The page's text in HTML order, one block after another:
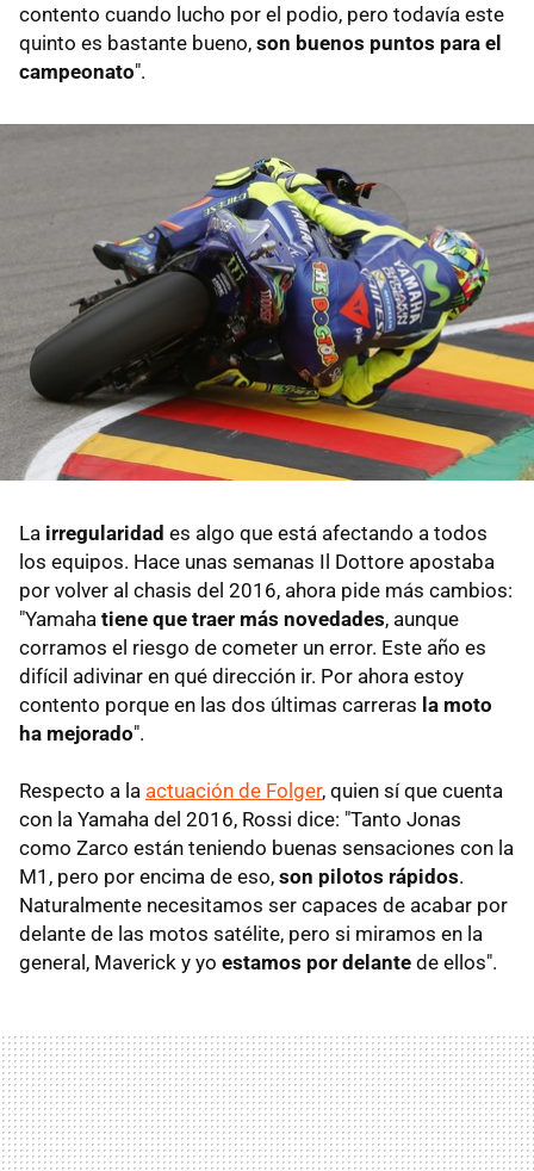
contento cuando lucho por el podio, pero todavía este
quinto es bastante bueno, son buenos puntos para el
campeonato".
La irregularidad es algo que está afectando a todos
los equipos. Hace unas semanas Il Dottore apostaba
por volver al chasis del 2016, ahora pide más cambios:
"Yamaha tiene que traer más novedades, aunque
corramos el riesgo de cometer un error. Este año es
difícil adivinar en qué dirección ir. Por ahora estoy
contento porque en las dos últimas carreras la moto
ha mejorado".
Respecto a la actuación de Folger, quien sí que cuenta
con la Yamaha del 2016, Rossi dice: "Tanto Jonas
como Zarco están teniendo buenas sensaciones con la
M1, pero por encima de eso, son pilotos rápidos.
Naturalmente necesitamos ser capaces de acabar por
delante de las motos satélite, pero si miramos en la
general, Maverick y yo estamos por delante de ellos".